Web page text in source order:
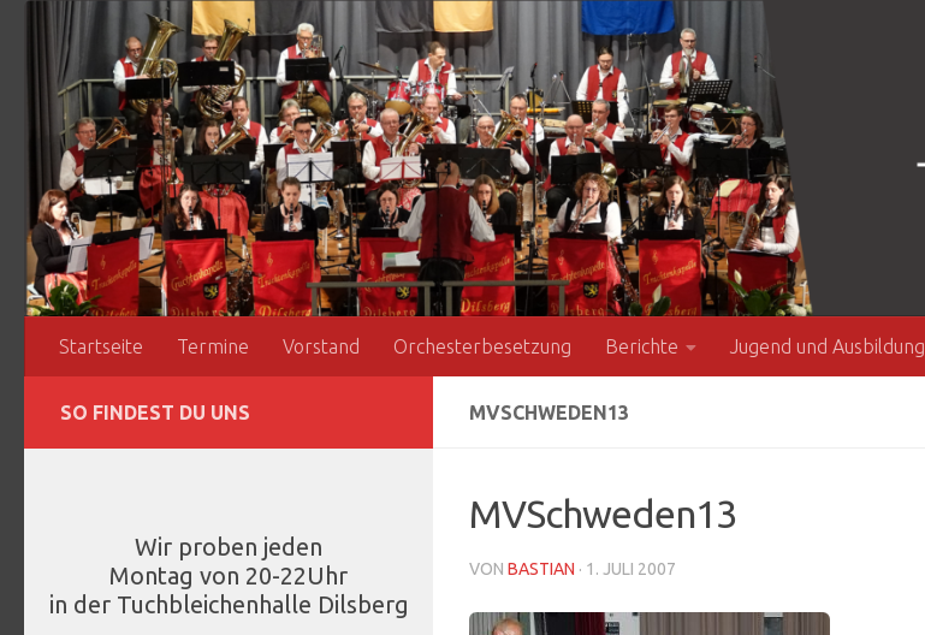
Zum Inhalt springen
Startseite Termine Vorstand Orchesterbesetzung Berichte Jugend und Ausbildung
MVSCHWEDEN13
MVSchweden13
VON BASTIAN · 1. JULI 2007
SO FINDEST DU UNS
Wir proben jeden
Montag von 20-22Uhr
in der Tuchbleichenhalle Dilsberg